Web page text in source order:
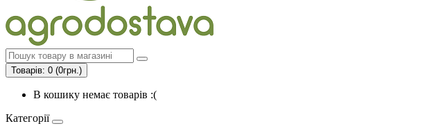
Товарів: 0 (0грн.)
В кошику немає товарів :(
Категорії